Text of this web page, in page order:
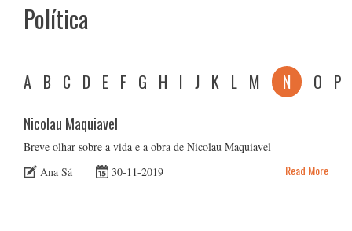
Política
A B C D E F G H I J K L M N O P
Nicolau Maquiavel
Breve olhar sobre a vida e a obra de Nicolau Maquiavel
Ana Sá
30-11-2019 Read More